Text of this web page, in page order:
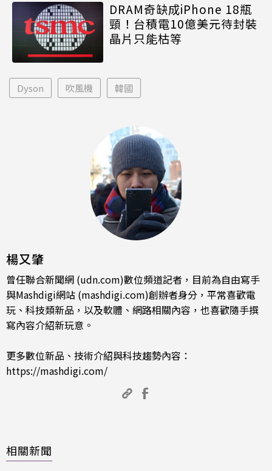
DRAM奇缺成iPhone 18瓶
頸！台積電10億美元待封裝
晶片只能枯等
Dyson 吹風機 韓國
楊又肇
曾任聯合新聞網 (udn.com)數位頻道記者，目前為自由寫手
與Mashdigi網站 (mashdigi.com)創辦者身分，平常喜歡電
玩、科技類新品，以及軟體、網路相關內容，也喜歡隨手撰
寫內容介紹新玩意。
更多數位新品、技術介紹與科技趨勢內容：
https://mashdigi.com/
相關新聞